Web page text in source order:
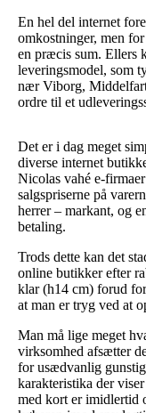
En hel del internet
omkostninger, men
en præcis sum. Ellers
leveringsmodel, som
nær Viborg,
ordre til et
Det er i dag meget
diverse internet
Nicolas vahé e-
salgspriserne på
herrer – markant, og
betaling.
Trods dette kan det
online butikker efter
klar (h14 cm) forud
at man er tryg ved at
Man må lige meget
virksomhed afsætter
for usædvanlig
karakteristika der
med kort er imidlertid